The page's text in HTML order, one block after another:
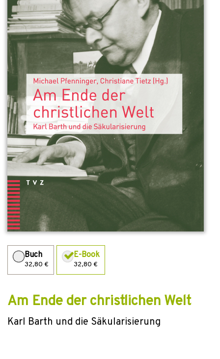
Buch
32,80 €
E-Book
32,80 €
Am Ende der christlichen Welt
Karl Barth und die Säkularisierung